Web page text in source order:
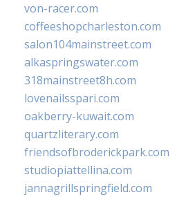
von-racer.com
coffeeshopcharleston.com
salon104mainstreet.com
alkaspringswater.com
318mainstreet8h.com
lovenailsspari.com
oakberry-kuwait.com
quartzliterary.com
friendsofbroderickpark.com
studiopiattellina.com
jannagrillspringfield.com